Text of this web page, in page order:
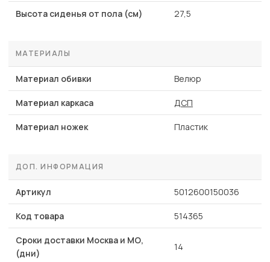
Высота сиденья от пола (см) 27,5
МАТЕРИАЛЫ
Материал обивки Велюр
Материал каркаса ДСП
Материал ножек Пластик
ДОП. ИНФОРМАЦИЯ
Артикул 5012600150036
Код товара 514365
Сроки доставки Москва и МО,
(дни)
14